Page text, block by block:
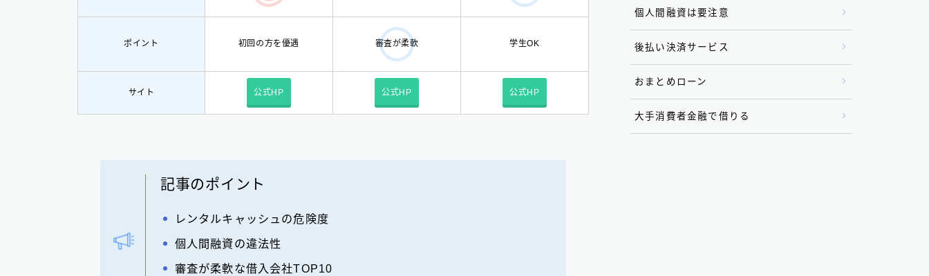
ポイント 初回の方を優遇 審査が柔軟 学生OK
サイト 公式HP 公式HP 公式HP
記事のポイント
レンタルキャッシュの危険度
個人間融資の違法性
審査が柔軟な借入会社TOP10
個人間融資は要注意
後払い決済サービス
おまとめローン
大手消費者金融で借りる